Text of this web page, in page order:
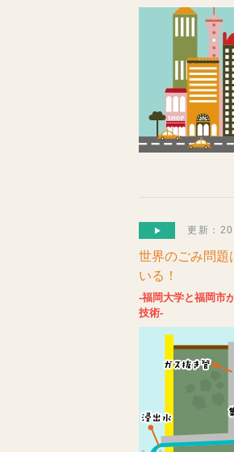
更新：
世界のごみ問題
いる！
-福岡大学と福岡市
技術-